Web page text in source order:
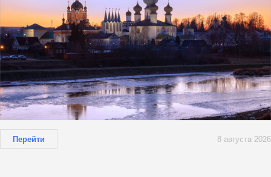
Перейти 8 августа 2026